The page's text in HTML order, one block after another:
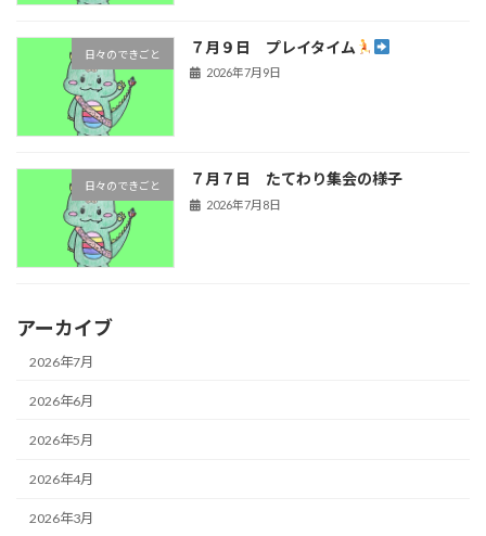
日々のできごと ７月９日 プレイタイム
2026年7月9日
日々のできごと ７月７日 たてわり集会の様子
2026年7月8日
アーカイブ
2026年7月
2026年6月
2026年5月
2026年4月
2026年3月